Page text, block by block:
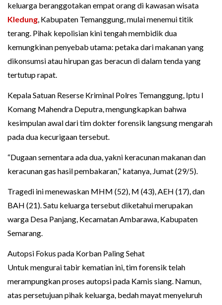
keluarga beranggotakan empat orang di kawasan wisata
Kledung, Kabupaten Temanggung, mulai menemui titik
terang. Pihak kepolisian kini tengah membidik dua
kemungkinan penyebab utama: petaka dari makanan yang
dikonsumsi atau hirupan gas beracun di dalam tenda yang
tertutup rapat.
Kepala Satuan Reserse Kriminal Polres Temanggung, Iptu I
Komang Mahendra Deputra, mengungkapkan bahwa
kesimpulan awal dari tim dokter forensik langsung mengarah
pada dua kecurigaan tersebut.
“Dugaan sementara ada dua, yakni keracunan makanan dan
keracunan gas hasil pembakaran,” katanya, Jumat (29/5).
Tragedi ini menewaskan MHM (52), M (43), AEH (17), dan
BAH (21). Satu keluarga tersebut diketahui merupakan
warga Desa Panjang, Kecamatan Ambarawa, Kabupaten
Semarang.
Autopsi Fokus pada Korban Paling Sehat
Untuk mengurai tabir kematian ini, tim forensik telah
merampungkan proses autopsi pada Kamis siang. Namun,
atas persetujuan pihak keluarga, bedah mayat menyeluruh